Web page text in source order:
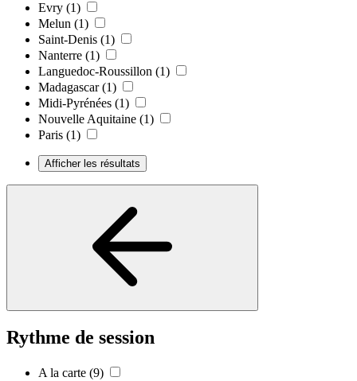
Evry (1)
Melun (1)
Saint-Denis (1)
Nanterre (1)
Languedoc-Roussillon (1)
Madagascar (1)
Midi-Pyrénées (1)
Nouvelle Aquitaine (1)
Paris (1)
Afficher les résultats
Rythme de session
A la carte (9)